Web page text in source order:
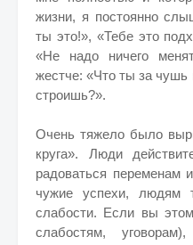
жизни, я постоянно
ты это!», «Тебе это
«Не надо ничего
жестче: «Что ты за чушь
строишь?».
Очень тяжело было
круга». Люди
радоваться переменам
чужие успехи, людям
слабости. Если вы
слабостям,